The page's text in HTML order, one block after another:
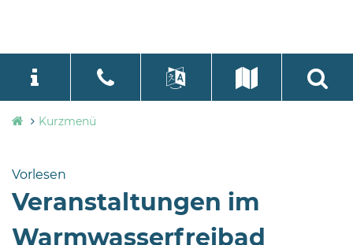
Stadtverwaltung
Bramstedt
24576 Bad
language
Kurzmenü
Vorlesen
Veranstaltungen im
Warmwasserfreibad